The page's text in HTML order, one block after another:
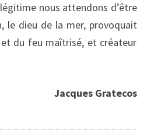
nous attendons d’être
le dieu de la mer, provoquait
du feu maîtrisé, et créateur
Jacques Gratecos